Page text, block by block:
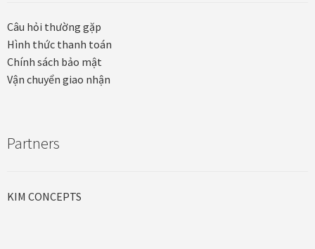
Khung ảnh
Khung ảnh cưới
Khung tranh treo tường
Câu hỏi thường gặp
Hình thức thanh toán
Chính sách bảo mật
Vận chuyển giao nhận
Partners
KIM CONCEPTS